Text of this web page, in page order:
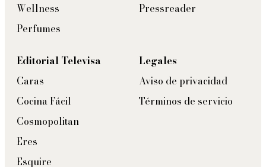
Wellness
Perfumes
Pressreader
Editorial Televisa
Caras
Cocina Fácil
Cosmopolitan
Eres
Esquire
Legales
Aviso de privacidad
Términos de servicio